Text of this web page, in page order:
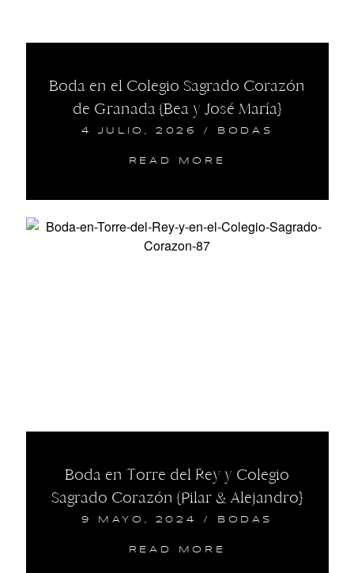
Boda en el Colegio Sagrado Corazón
de Granada {Bea y José María}
4 JULIO, 2026 / BODAS
READ MORE
Boda en Torre del Rey y Colegio
Sagrado Corazón {Pilar & Alejandro}
9 MAYO, 2024 / BODAS
READ MORE